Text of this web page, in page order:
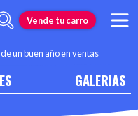
Vende tu carro
un buen año en ventas
GALERIAS